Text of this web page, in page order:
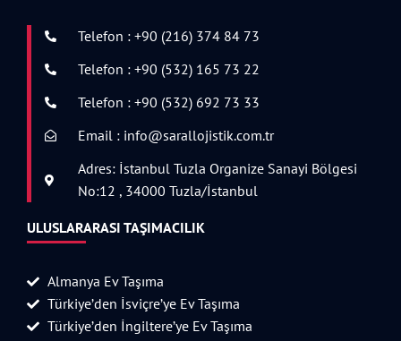
Telefon : +90 (216) 374 84 73
Telefon : +90 (532) 165 73 22
Telefon : +90 (532) 692 73 33
Email : info@sarallojistik.com.tr
Adres: İstanbul Tuzla Organize Sanayi Bölgesi
No:12 , 34000 Tuzla/İstanbul
ULUSLARARASI TAŞIMACILIK
Almanya Ev Taşıma
Türkiye’den İsviçre’ye Ev Taşıma
Türkiye’den İngiltere’ye Ev Taşıma